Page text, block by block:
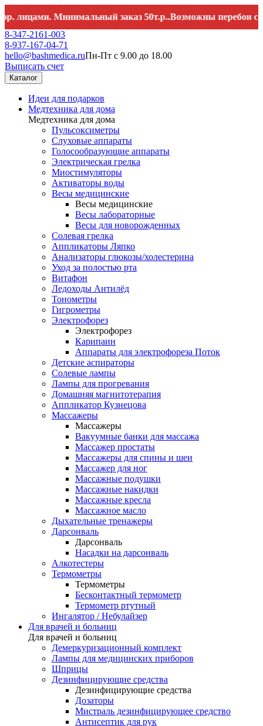
Минимальный заказ 50т.р..Возможны перебои со
8-347-2161-003
8-937-167-04-71
hello@bashmedica.ruПн-Пт с 9.00 до 18.00
Выписать счет
Каталог
Идеи для подарков
Медтехника для дома
Медтехника для дома
Пульсоксиметры
Слуховые аппараты
Голосообразующие аппараты
Электрическая грелка
Миостимуляторы
Активаторы воды
Весы медицинские
Весы медицинские
Весы лабораторные
Весы для новорожденных
Солевая грелка
Аппликаторы Ляпко
Анализаторы глюкозы/холестерина
Уход за полостью рта
Витафон
Ледоходы Антилёд
Тонометры
Гигрометры
Электрофорез
Электрофорез
Карипаин
Аппараты для электрофореза Поток
Детские аспираторы
Солевые лампы
Лампы для прогревания
Домашняя магнитотерапия
Аппликатор Кузнецова
Массажеры
Массажеры
Вакуумные банки для массажа
Массажер простаты
Массажеры для спины и шеи
Массажер для ног
Массажные подушки
Массажные накидки
Массажные кресла
Массажное масло
Дыхательные тренажеры
Дарсонваль
Дарсонваль
Насадки на дарсонваль
Алкотестеры
Термометры
Термометры
Бесконтактный термометр
Термометр ртутный
Ингалятор / Небулайзер
Для врачей и больниц
Для врачей и больниц
Демеркуризационный комплект
Лампы для медицинских приборов
Шприцы
Дезинфицирующие средства
Дезинфицирующие средства
Дозаторы
Мистраль дезинфицирующее средство
Антисептик для рук